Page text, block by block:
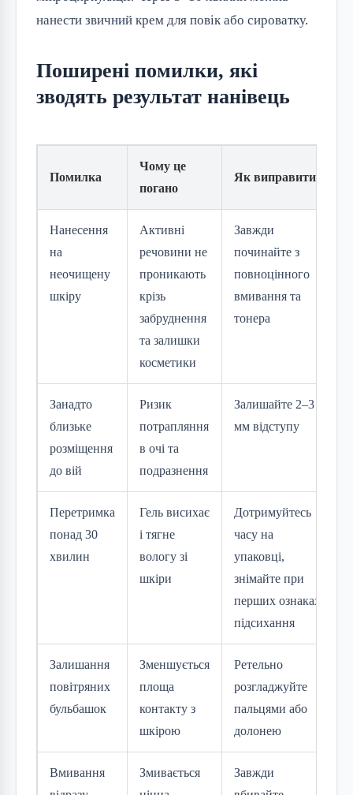
нанести звичний крем для повік або сироватку.
Поширені помилки, які
зводять результат нанівець
Помилка
Чому це
погано
Як виправити
Нанесення
на
неочищену
шкіру
Активні
речовини не
проникають
крізь
забруднення
та залишки
косметики
Завжди
починайте з
повноцінного
вмивання та
тонера
Занадто
близьке
розміщення
до вій
Ризик
потрапляння
в очі та
подразнення
Залишайте 2–3
мм відступу
Перетримка
понад 30
хвилин
Гель висихає
і тягне
вологу зі
шкіри
Дотримуйтесь
часу на
упаковці,
знімайте при
перших ознаках
підсихання
Залишання
повітряних
бульбашок
Зменшується
площа
контакту з
шкірою
Ретельно
розгладжуйте
пальцями або
долонею
Вмивання
Змивається
Завжди